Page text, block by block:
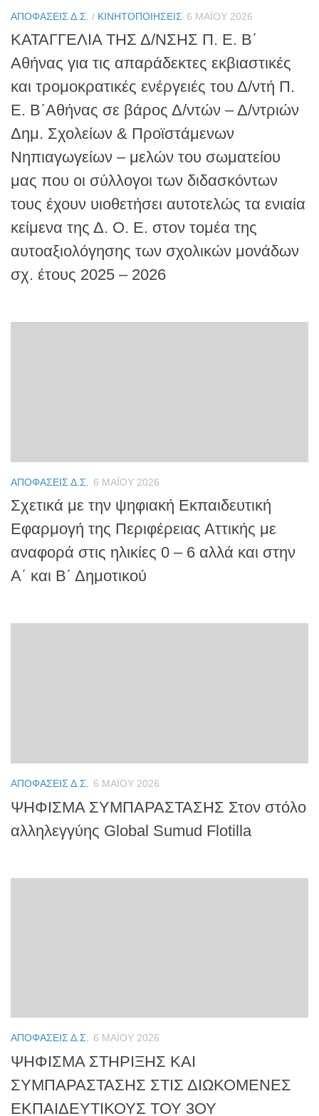
ΑΠΟΦΆΣΕΙΣ Δ.Σ. / ΚΙΝΗΤΟΠΟΙΉΣΕΙΣ 6 ΜΑΪ́ΟΥ 2026
ΚΑΤΑΓΓΕΛΙΑ ΤΗΣ Δ/ΝΣΗΣ Π. Ε. Β΄
Αθήνας για τις απαράδεκτες εκβιαστικές
και τρομοκρατικές ενέργειές του Δ/ντή Π.
Ε. Β΄Αθήνας σε βάρος Δ/ντών – Δ/ντριών
Δημ. Σχολείων & Προϊστάμενων
Νηπιαγωγείων – μελών του σωματείου
μας που οι σύλλογοι των διδασκόντων
τους έχουν υιοθετήσει αυτοτελώς τα ενιαία
κείμενα της Δ. Ο. Ε. στον τομέα της
αυτοαξιολόγησης των σχολικών μονάδων
σχ. έτους 2025 – 2026
ΑΠΟΦΆΣΕΙΣ Δ.Σ. 6 ΜΑΪ́ΟΥ 2026
Σχετικά με την ψηφιακή Εκπαιδευτική
Εφαρμογή της Περιφέρειας Αττικής με
αναφορά στις ηλικίες 0 – 6 αλλά και στην
Α΄ και Β΄ Δημοτικού
ΑΠΟΦΆΣΕΙΣ Δ.Σ. 6 ΜΑΪ́ΟΥ 2026
ΨΗΦΙΣΜΑ ΣΥΜΠΑΡΑΣΤΑΣΗΣ Στον στόλο
αλληλεγγύης Global Sumud Flotilla
ΑΠΟΦΆΣΕΙΣ Δ.Σ. 6 ΜΑΪ́ΟΥ 2026
ΨΗΦΙΣΜΑ ΣΤΗΡΙΞΗΣ ΚΑΙ
ΣΥΜΠΑΡΑΣΤΑΣΗΣ ΣΤΙΣ ΔΙΩΚΟΜΕΝΕΣ
ΕΚΠΑΙΔΕΥΤΙΚΟΥΣ ΤΟΥ 3ΟΥ